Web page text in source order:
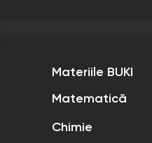
Materiile BUKI
Matematică
Chimie